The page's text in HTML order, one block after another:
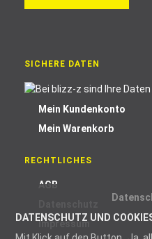
DATENSCHUTZ UND
SICHERE DATEN
Mein Kundenkonto
Mein Warenkorb
RECHTLICHES
AGB
Impressum